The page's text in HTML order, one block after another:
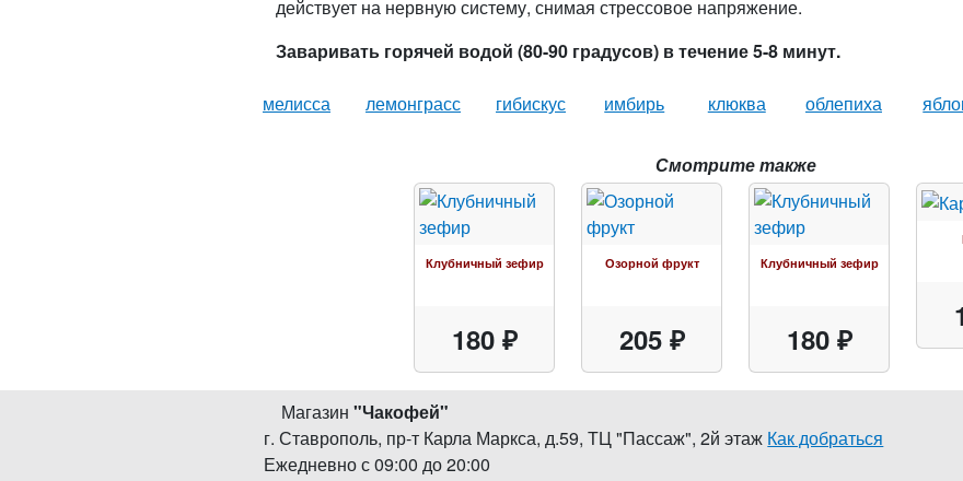
действует на нервную систему, снимая стрессовое напряжение.
Заваривать горячей водой (80-90 градусов) в течение 5-8 минут.
мелисса лемонграсс гибискус имбирь клюква облепиха
Смотрите также
Клубничный зефир
180 ₽
Озорной фрукт
205 ₽
Клубничный зефир
180 ₽
Магазин"Чакофей"
г. Ставрополь, пр-т Карла Маркса, д.59,ТЦ "Пассаж", 2й этаж Как добраться
Ежедневно с 09:00 до 20:00